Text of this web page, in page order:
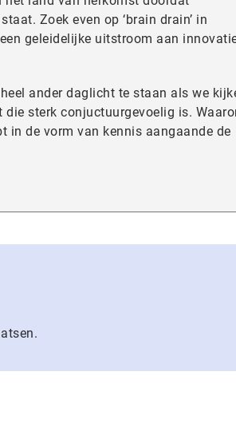
Zoek even op ‘brain drain’ in
geleidelijke uitstroom aan
ander daglicht te staan als we
sterk conjuctuurgevoelig is.
in de vorm van kennis aangaande de